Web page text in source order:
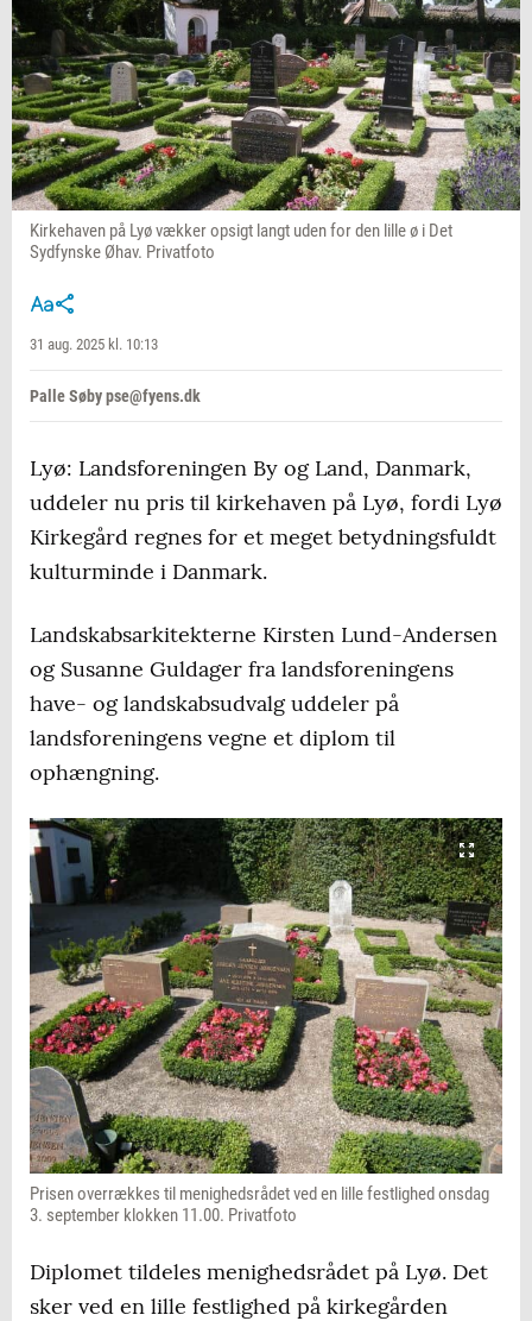
Kirkehaven på Lyø vækker opsigt langt uden for den lille ø i Det
Sydfynske Øhav. Privatfoto
31 aug. 2025 kl. 10:13
Palle Søby pse@fyens.dk
Lyø: Landsforeningen By og Land, Danmark,
uddeler nu pris til kirkehaven på Lyø, fordi Lyø
Kirkegård regnes for et meget betydningsfuldt
kulturminde i Danmark.
Landskabsarkitekterne Kirsten Lund-Andersen
og Susanne Guldager fra landsforeningens
have- og landskabsudvalg uddeler på
landsforeningens vegne et diplom til
ophængning.
Prisen overrækkes til menighedsrådet ved en lille festlighed onsdag
3. september klokken 11.00. Privatfoto
Diplomet tildeles menighedsrådet på Lyø. Det
sker ved en lille festlighed på kirkegården